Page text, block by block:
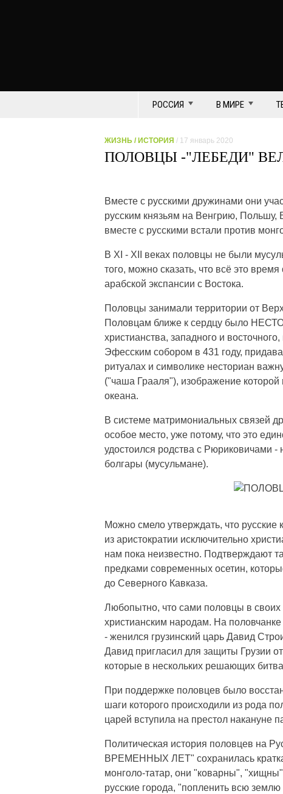
РОССИЯ В МИРЕ
ЖИЗНЬ / ИСТОРИЯ / 17 январь 2020
ПОЛОВЦЫ -"ЛЕБЕДИ"
Вместе с русскими дружинами они
русским князьям на Венгрию,
вместе с русскими встали против
В XI - XII веках половцы не были
того, можно сказать, что всё это
арабской экспансии с Востока.
Половцы занимали территории от
Половцам ближе к сердцу было
христианства, западного и
Эфесским собором в 431 году,
ритуалах и символике несториан
("чаша Грааля"), изображение которой
океана.
В системе матримониальных связей
особое место, уже потому, что это
удостоился родства с Рюриковичами -
болгары (мусульмане).
Можно смело утверждать, что русские
из аристократии исключительно
нам пока неизвестно. Подтверждают
предками современных осетин,
до Северного Кавказа.
Любопытно, что сами половцы в своих
христианским народам. На
- женился грузинский царь Давид
Давид пригласил для защиты Грузии
которые в нескольких решающих
При поддержке половцев было
шаги которого происходили из рода
царей вступила на престол накануне
Политическая история половцев на
ВРЕМЕННЫХ ЛЕТ" сохранилась
монголо-татар, они "коварны",
русские города, "попленить всю